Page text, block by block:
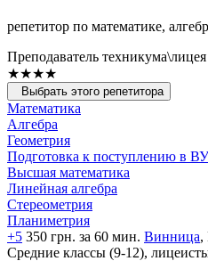
репетитор по математике,
Преподаватель
★★★★
Выбрать этого репетитора
Математика
Алгебра
Геометрия
Подготовка к поступлению в
Высшая математика
Линейная алгебра
Стереометрия
Планиметрия
+5 350 грн. за 60 мин. Винница,
Средние классы (9-12),